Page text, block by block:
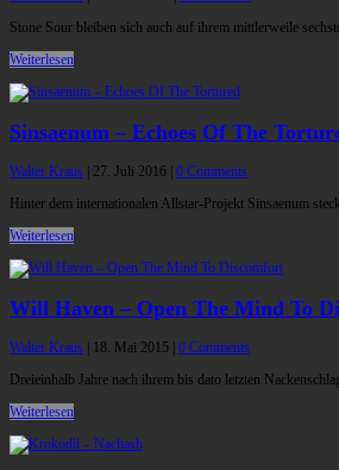
Stone Sour bleiben sich auch auf ihrem mittlerweile
Weiterlesen
Sinsaenum – Echoes Of The
Walter Kraus 27. Juli 2016 0 Comments
Hinter dem internationalen Allstar-Projekt Sinsaenum
Weiterlesen
Will Haven – Open The Mind To
Walter Kraus 18. Mai 2015
0 Comments
Dreieinhalb Jahre nach ihrem bis dato letzten
Weiterlesen